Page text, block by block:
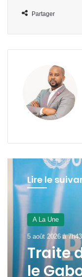
Partager
Lire le
A La Une
5 août 2026 à
A La Une
3 août 2026 à
passe